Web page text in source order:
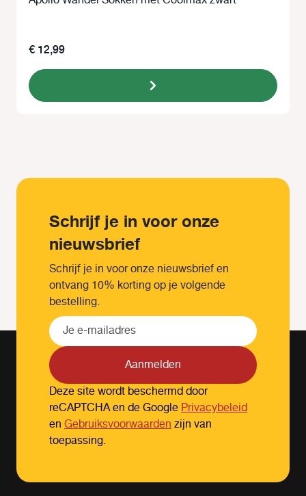
€ 12,99
Schrijf je in voor onze
nieuwsbrief
Schrijf je in voor onze nieuwsbrief en
ontvang 10% korting op je volgende
bestelling.
Aanmelden
Deze site wordt beschermd door
reCAPTCHA en de GooglePrivacybeleid
en Gebruiksvoorwaardenzijn van
toepassing.